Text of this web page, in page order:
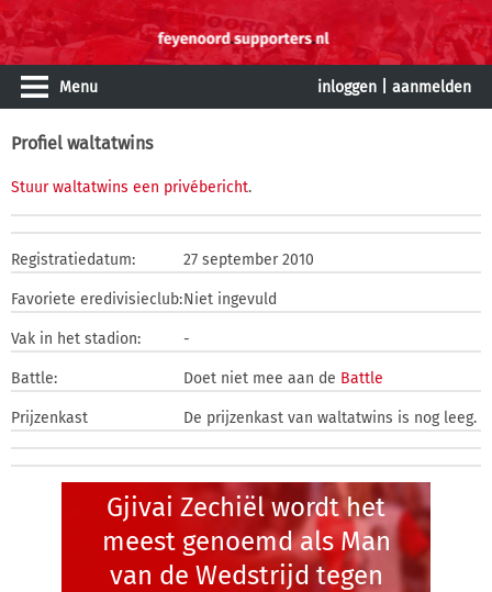
Menu inloggen aanmelden
Profiel waltatwins
Stuur waltatwins een privébericht.
Registratiedatum: 27 september 2010
Favoriete eredivisieclub:Niet ingevuld
Vak in het stadion: -
Battle: Doet niet mee aan de Battle
Prijzenkast De prijzenkast van waltatwins is nog leeg.
Gjivai Zechiël wordt het
meest genoemd als Man
van de Wedstrijd tegen